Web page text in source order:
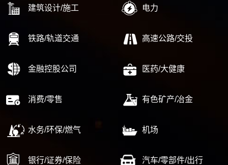
建筑设计/施工 电力
铁路/轨道交通 高速公路/交投
金融控股公司 医药/大健康
消费/零售 有色矿产/冶金
水务/环保/燃气 机场
银行/证券/保险 汽车/零部件/出行